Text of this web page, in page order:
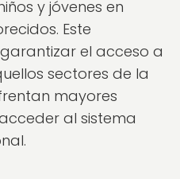
y jóvenes en
Este
el acceso a
sectores de la
mayores
al sistema